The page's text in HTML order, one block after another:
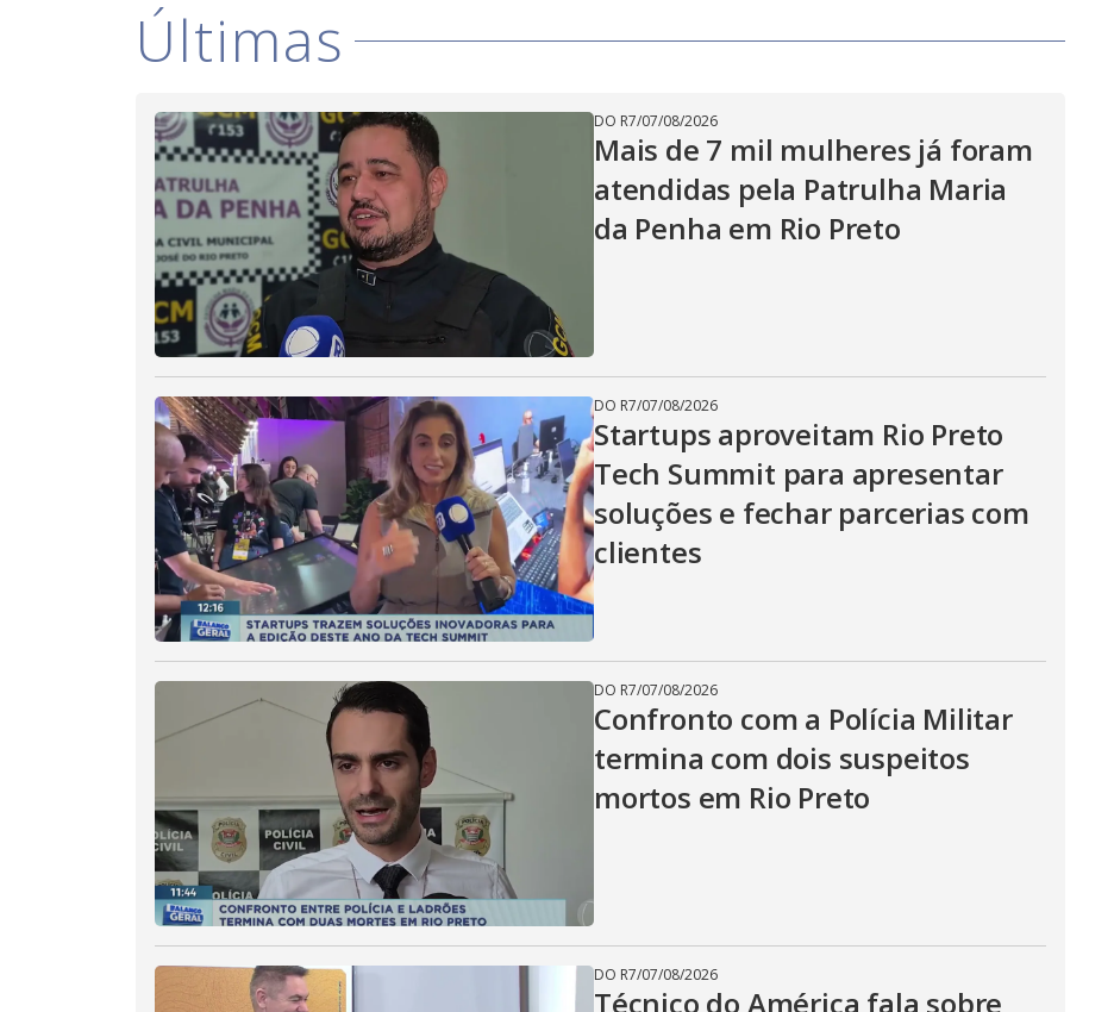
Últimas
DO R7/07/08/2026
Mais de 7 mil mulheres já foram
atendidas pela Patrulha Maria
da Penha em Rio Preto
DO R7/07/08/2026
Startups aproveitam Rio Preto
Tech Summit para apresentar
soluções e fechar parcerias com
clientes
DO R7/07/08/2026
Confronto com a Polícia Militar
termina com dois suspeitos
mortos em Rio Preto
DO R7/07/08/2026
Técnico do América fala sobre